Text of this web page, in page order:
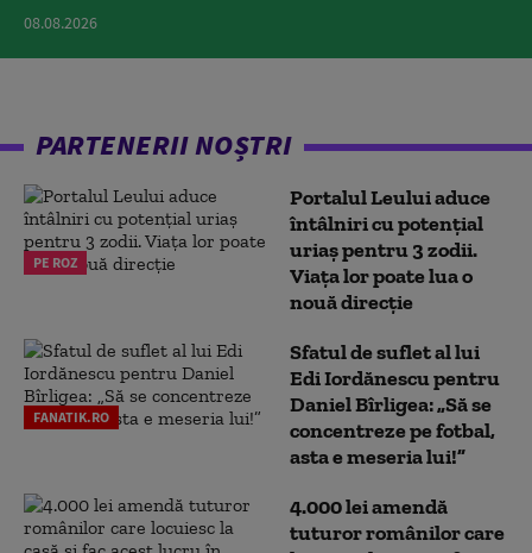
08.08.2026
PARTENERII NOȘTRI
PE ROZ
Portalul Leului aduce
întâlniri cu potențial
uriaș pentru 3 zodii.
Viața lor poate lua o
nouă direcție
FANATIK.RO
Sfatul de suflet al lui
Edi Iordănescu pentru
Daniel Bîrligea: „Să se
concentreze pe fotbal,
asta e meseria lui!”
4.000 lei amendă
tuturor românilor care